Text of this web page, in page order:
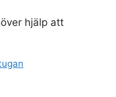
hjälp att